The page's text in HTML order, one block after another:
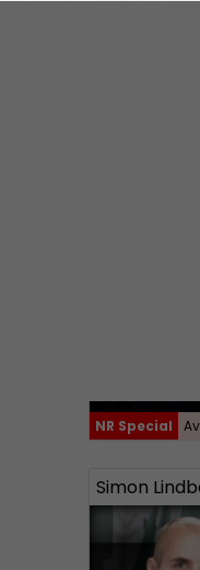
NR Special
Simon